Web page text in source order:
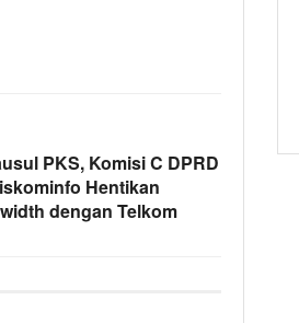
PKS, Komisi C DPRD
Hentikan
dengan Telkom